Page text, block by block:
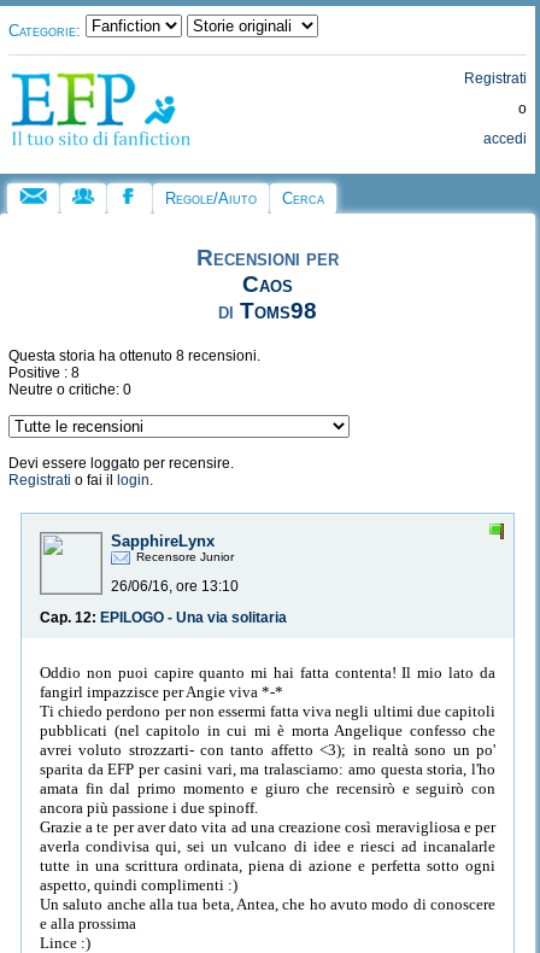
Categorie:
Registrati
o
accedi
Regole/Aiuto Cerca
Recensioni per
Caos
diToms98
Questa storia ha ottenuto 8 recensioni.
Positive : 8
Neutre o critiche: 0
Devi essere loggato per recensire.
Registrati o fai il login.
SapphireLynx
Recensore Junior
26/06/16, ore 13:10
Cap. 12: EPILOGO - Una via solitaria
Oddio non puoi capire quanto mi hai fatta contenta! Il mio lato da
fangirl impazzisce per Angie viva *-*
Ti chiedo perdono per non essermi fatta viva negli ultimi due capitoli
pubblicati (nel capitolo in cui mi è morta Angelique confesso che
avrei voluto strozzarti- con tanto affetto <3); in realtà sono un po'
sparita da EFP per casini vari, ma tralasciamo: amo questa storia, l'ho
amata fin dal primo momento e giuro che recensirò e seguirò con
ancora più passione i due spinoff.
Grazie a te per aver dato vita ad una creazione così meravigliosa e per
averla condivisa qui, sei un vulcano di idee e riesci ad incanalarle
tutte in una scrittura ordinata, piena di azione e perfetta sotto ogni
aspetto, quindi complimenti :)
Un saluto anche alla tua beta, Antea, che ho avuto modo di conoscere
e alla prossima
Lince :)